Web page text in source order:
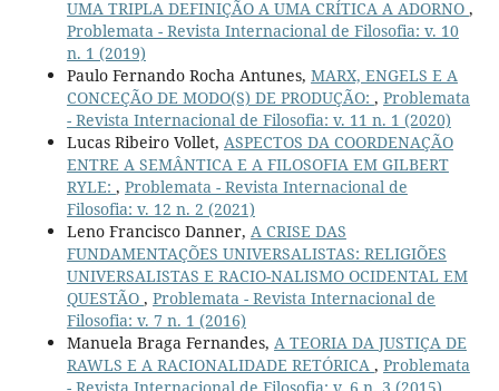
UMA TRIPLA DEFINIÇÃO A UMA CRÍTICA A ADORNO ,
Problemata - Revista Internacional de Filosofia: v. 10
n. 1 (2019)
Paulo Fernando Rocha Antunes, MARX, ENGELS E A
CONCEÇÃO DE MODO(S) DE PRODUÇÃO: , Problemata
- Revista Internacional de Filosofia: v. 11 n. 1 (2020)
Lucas Ribeiro Vollet, ASPECTOS DA COORDENAÇÃO
ENTRE A SEMÂNTICA E A FILOSOFIA EM GILBERT
RYLE: , Problemata - Revista Internacional de
Filosofia: v. 12 n. 2 (2021)
Leno Francisco Danner, A CRISE DAS
FUNDAMENTAÇÕES UNIVERSALISTAS: RELIGIÕES
UNIVERSALISTAS E RACIO-NALISMO OCIDENTAL EM
QUESTÃO , Problemata - Revista Internacional de
Filosofia: v. 7 n. 1 (2016)
Manuela Braga Fernandes, A TEORIA DA JUSTIÇA DE
RAWLS E A RACIONALIDADE RETÓRICA , Problemata